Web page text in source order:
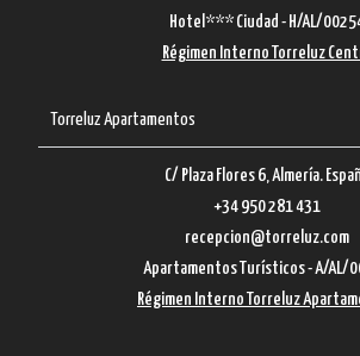
Hotel*** Ciudad - H/AL/
Régimen Interno Torreluz
Torreluz Apartamentos
C/ Plaza Flores 6, Almería.
+34 950 281 431
recepcion@torreluz.com
Apartamentos Turísticos - A/AL/
Régimen Interno Torreluz